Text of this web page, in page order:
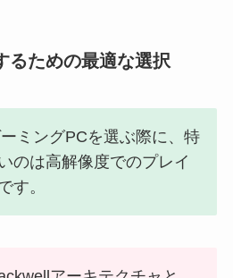
るための最適な選択
ミングPCを選ぶ際に、特
のは高解像度でのプレイ
す。